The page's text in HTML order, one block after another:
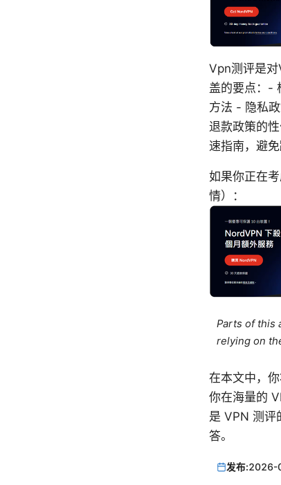
Vpn测评是
盖的要点：-
方法 - 隐私
退款政策的
速指南，避
如果你正在
情）：
Parts of this
relying on
在本文中，
你在海量的
是 VPN 测评
答。
发布:2026-